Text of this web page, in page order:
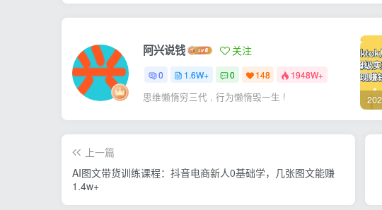
阿兴说钱 关注
0 1.6W+ 0 148 1948W+
思维懒惰穷三代 , 行为懒惰毁一生 !
上一篇
AI图文带货训练课程：抖音电商新人0基础学，几张图文能赚
1.4w+